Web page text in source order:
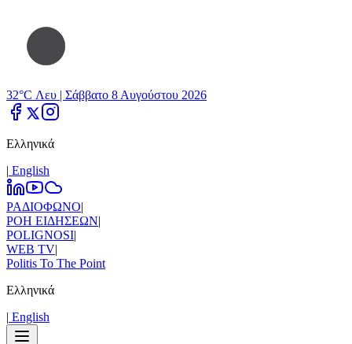
32°C Λευ | Σάββατο 8 Αυγούστου 2026
Ελληνικά
| Εnglish
ΡΑΔΙΟΦΩΝΟ|
ΡΟΗ ΕΙΔΗΣΕΩΝ|
POLIGNOSI|
WEB TV|
Politis To The Point
Ελληνικά
| Εnglish